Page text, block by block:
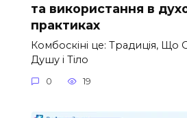
та використання в
практиках
Комбоскіні це: Традиція, Що
Душу і Тіло
0 19